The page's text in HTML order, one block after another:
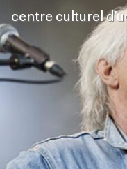
centre culturel